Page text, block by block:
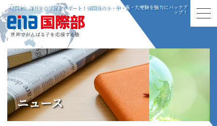
帰国生、海外生の学習をサポート！帰国後の小・中・高・大受験を強力にバックア
ップ！
ニュース